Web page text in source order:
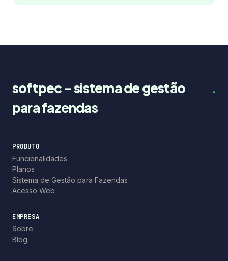
softpec - sistema de gestão
para fazendas
.
PRODUTO
Funcionalidades
Planos
Sistema de Gestão para Fazendas
Acesso Web
EMPRESA
Sobre
Blog